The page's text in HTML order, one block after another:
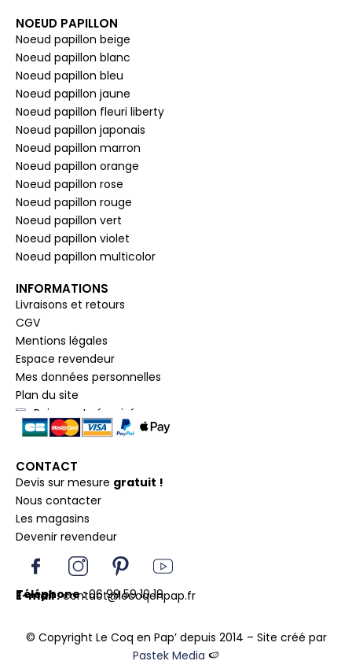
NOEUD PAPILLON
Noeud papillon beige
Noeud papillon blanc
Noeud papillon bleu
Noeud papillon jaune
Noeud papillon fleuri liberty
Noeud papillon japonais
Noeud papillon marron
Noeud papillon orange
Noeud papillon rose
Noeud papillon rouge
Noeud papillon vert
Noeud papillon violet
Noeud papillon multicolor
INFORMATIONS
Livraisons et retours
CGV
Mentions légales
Espace revendeur
Mes données personnelles
Plan du site
Paiement sécurisé
CONTACT
Devis sur mesure gratuit !
Nous contacter
Les magasins
Devenir revendeur
I
c
o
F
I
n
s
a
g
P
i
n
e
Y
o
u
u
b
Téléphone :06 99 59 10 19
E-mail :contact@lecoqenpap.fr
© Copyright Le Coq en Pap’ depuis 2014 – Site créé par
Pastek Media 🍉